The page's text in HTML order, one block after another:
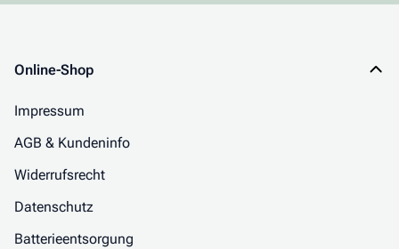
Online-Shop
Impressum
AGB & Kundeninfo
Widerrufsrecht
Datenschutz
Batterieentsorgung